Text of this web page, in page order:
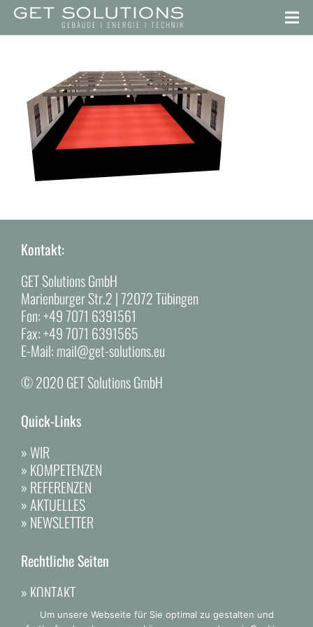
Kontakt:
GET Solutions GmbH
Marienburger Str.2 | 72072 Tübingen
Fon:+49 7071 6391561
Fax:+49 7071 6391565
E-Mail: mail@get-solutions.eu
© 2020 GET Solutions GmbH
Quick-Links
»WIR
» KOMPETENZEN
» REFERENZEN
»AKTUELLES
» NEWSLETTER
Rechtliche Seiten
» KONTAKT
DATENSCHUTZ
Um unsere Webseite für Sie optimal zu gestalten und